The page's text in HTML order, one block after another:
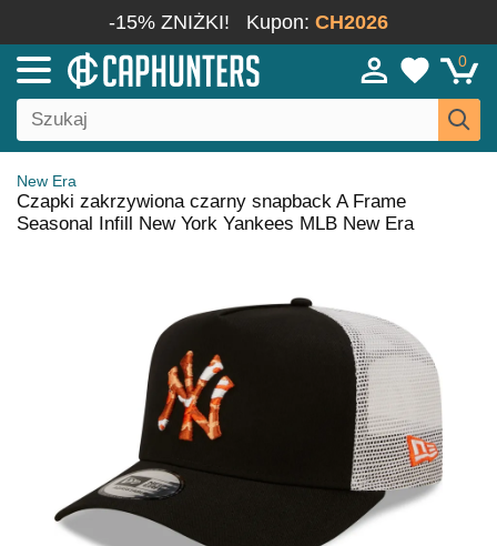
-15% ZNIŻKI! Kupon: CH2026
0
New Era
Czapki zakrzywiona czarny snapback A Frame
Seasonal Infill New York Yankees MLB New Era